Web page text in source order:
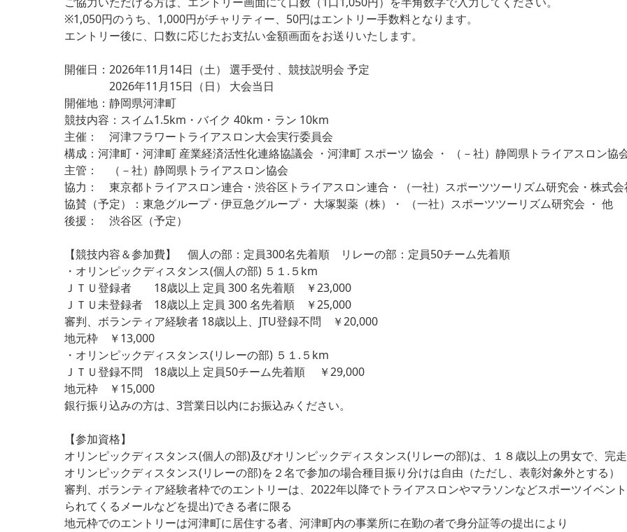
※1,050円のうち、1,000円がチャリティー、50円はエントリー手数料となります。
エントリー後に、口数に応じたお支払い金額画面をお送りいたします。
開催日：2026年11月14日（土） 選手受付 、競技説明会 予定
2026年11月15日（日） 大会当日
開催地：静岡県河津町
競技内容：スイム1.5km・バイク 40km・ラン 10km
主催： 河津フラワートライアスロン大会実行委員会
構成：河津町・河津町 産業経済活性化連絡協議会 ・河津町 スポーツ 協会 ・ （－社）静岡県トライアスロン協
主管： （－社）静岡県トライアスロン協会
協力： 東京都トライアスロン連合・渋谷区トライアスロン連合・（一社）スポーツツーリズム研究会・株式
協賛（予定）：東急グループ・伊豆急グループ・ 大塚製薬（株）・ （一社）スポーツツーリズム研究会 ・ 他
後援： 渋谷区（予定）
【競技内容＆参加費】 個人の部：定員300名先着順 リレーの部：定員50チーム先着順
・オリンピックディスタンス(個人の部) ５１.５km
ＪＴＵ登録者 18歳以上 定員 300 名先着順 ￥23,000
ＪＴＵ未登録者 18歳以上 定員 300 名先着順 ￥25,000
審判、ボランティア経験者 18歳以上、JTU登録不問 ￥20,000
地元枠 ￥13,000
・オリンピックディスタンス(リレーの部) ５１.５km
ＪＴＵ登録不問 18歳以上 定員50チーム先着順 ￥29,000
地元枠 ￥15,000
銀行振り込みの方は、3営業日以内にお振込みください。
【参加資格】
オリンピックディスタンス(個人の部)及びオリンピックディスタンス(リレーの部)は、１８歳以上の男女で、完
オリンピックディスタンス(リレーの部)を２名で参加の場合種目振り分けは自由（ただし、表彰対象外とする）
審判、ボランティア経験者枠でのエントリーは、2022年以降でトライアスロンやマラソンなどスポーツイベン
られてくるメールなどを提出)できる者に限る
地元枠でのエントリーは河津町に居住する者、河津町内の事業所に在勤の者で身分証等の提出により